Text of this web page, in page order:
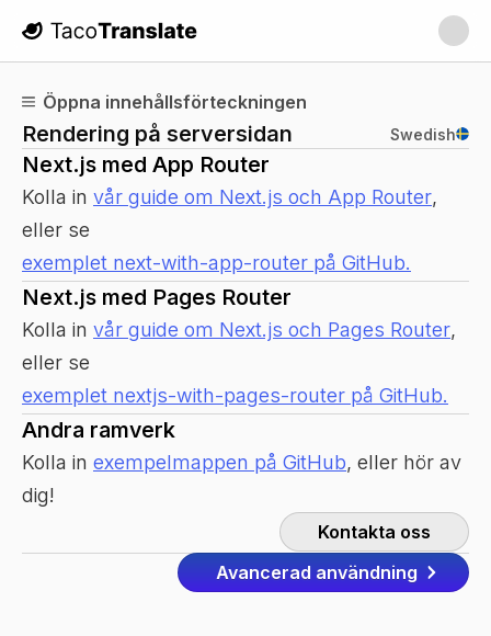
TacoTranslate
Öppna innehållsförteckningen
Rendering på serversidan Swedish
Next.js med App Router
Kolla in vår guide om Next.js och App Router,
eller se
exemplet next-with-app-router på GitHub.
Next.js med Pages Router
Kolla in vår guide om Next.js och Pages Router,
eller se
exemplet nextjs-with-pages-router på GitHub.
Andra ramverk
Kolla in exempelmappen på GitHub, eller hör av
dig!
Kontakta oss
Avancerad användning